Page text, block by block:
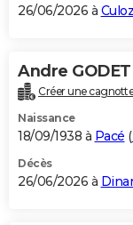
26/06/2026 à
Andre GODET
Créer une
Naissance
18/09/1938 à Pacé (
Décès
26/06/2026 à